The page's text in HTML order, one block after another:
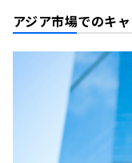
アジア市場でのキ